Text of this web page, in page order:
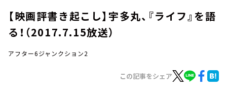
【映画評書き起こし】宇多丸、『ライフ』を語
る！（2017.7.15放送）
アフター6ジャンクション2
この記事をシェア